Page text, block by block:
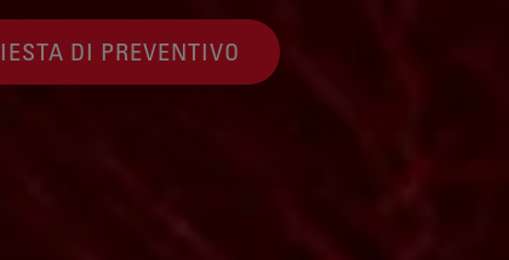
DI PREVENTIVO